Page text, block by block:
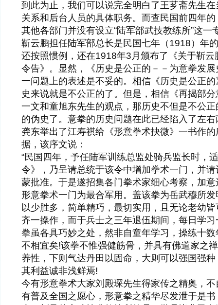
到此为止，我们可以说完全明白了王芗斋先生
关系和后台人员的具体职务。而查民国前四年
其他各部门并没有设立“陆军部武技教练所”这
靳云鹏担任陆军部总长是民国七年（1918）年
还按照惯例，还在1918年3月颁布了《关于靳
令告》。显然，《历史是公正的－－为意拳发
一问题上的表述是不妥的。相信《历史是公正
史来说就是不公正的了。但是，相信《再揭部
一文和童旭东先生的观点，那历史不但是不公
的伪史了。意拳的历史问题在此已经陷入了左
龚东举出了江寿祺给《形意拳术抉微》一书作
据，该序文说：
“民国四年，予任陆军训练总监处骑兵监长时，
令》，乃呈请总统于该令中增加拳术一门，并
蒙批准。于是遂招集各门拳术家细心考察，加
形意拳术一门为最合军用。盖该拳为岳武穆所
以少胜多，简单精巧，最切实用，且无论老幼
齐一操作，而于兵士之三年退伍期间，每日学
拳虽各具巧妙之处，然非自童年学习，操练十
不相宜矣!该拳不惟强健筋骨，并具有佛道家之
养性，下则气达丹田以固命，大则可以强国强
其利益诚非浅鲜焉!
今有形意拳术大家刘殿琛先生得家传之精奥，
有普及全国之愿心，形意拳之精华尽发泄于是